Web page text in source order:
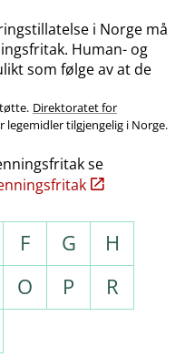
i Norge må
Human- og
som følge av at de
Direktoratet for
legemidler tilgjengelig i Norge.
se
F G
H
O P
R